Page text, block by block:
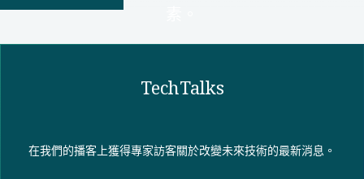
TechTalks
在我們的播客上獲得專家訪客關於改變未來技術的最新消息。